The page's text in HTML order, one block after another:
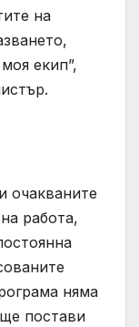
на
екип”,
очакваните
работа,
няма
постави